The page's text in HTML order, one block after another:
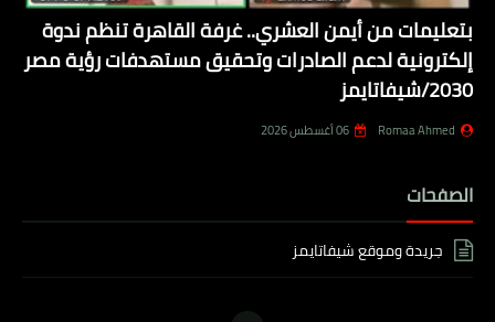
بتعليمات من أيمن العشري.. غرفة القاهرة تنظم ندوة
إلكترونية لدعم الصادرات وتحقيق مستهدفات رؤية مصر
2030/شيفاتايمز
Romaa Ahmed 06 أغسطس 2026
الصفحات
جريدة وموقع شيفاتايمز